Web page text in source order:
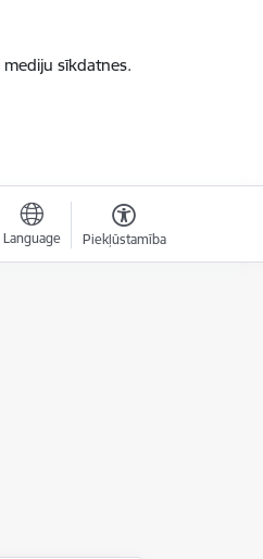
sīkdatnes.
Language Piekļūstamība